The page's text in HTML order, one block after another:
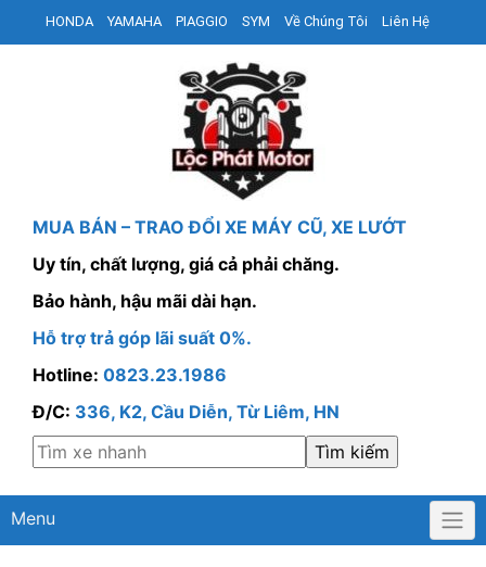
HONDA YAMAHA PIAGGIO SYM Về Chúng Tôi Liên Hệ
MUA BÁN – TRAO ĐỔI XE MÁY CŨ, XE LƯỚT
Uy tín, chất lượng, giá cả phải chăng.
Bảo hành, hậu mãi dài hạn.
Hỗ trợ trả góp lãi suất 0%.
Hotline: 0823.23.1986
Đ/C: 336, K2, Cầu Diễn, Từ Liêm, HN
Menu